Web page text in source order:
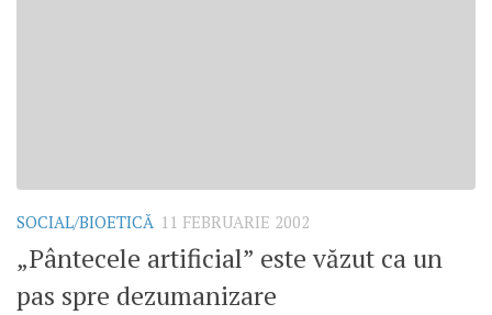
SOCIAL/BIOETICĂ 11 FEBRUARIE 2002
„Pântecele artificial” este văzut ca un
pas spre dezumanizare